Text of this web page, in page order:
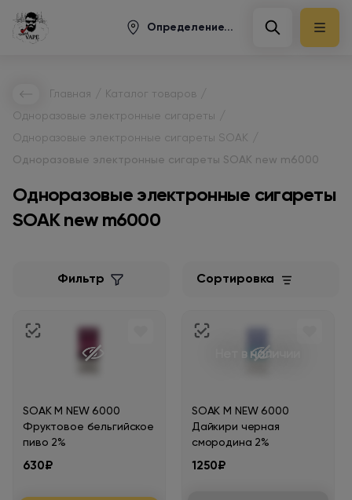
Определение...
Главная Каталог товаров
Одноразовые электронные сигареты
Одноразовые электронные сигареты SOAK
Одноразовые электронные сигареты SOAK new m6000
Одноразовые электронные сигареты
SOAK new m6000
Фильтр Сортировка
SOAK M NEW 6000
Фруктовое бельгийское
пиво 2%
630₽
Нет в наличии
SOAK M NEW 6000
Дайкири черная
смородина 2%
1250₽